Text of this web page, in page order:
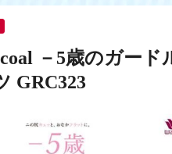
－5歳のガー
GRC323